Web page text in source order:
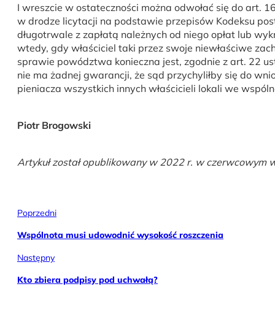
I wreszcie w ostateczności można odwołać się do art.
w drodze licytacji na podstawie przepisów Kodeksu
długotrwale z zapłatą należnych od niego opłat lub
wtedy, gdy właściciel taki przez swoje niewłaściwe
sprawie powództwa konieczna jest, zgodnie z art. 22
nie ma żadnej gwarancji, że sąd przychyliłby się do
pieniacza wszystkich innych właścicieli lokali we
Piotr Brogowski
Artykuł został opublikowany w 2022 r. w czerwcowym
Poprzedni
Wspólnota musi udowodnić wysokość roszczenia
Następny
Kto zbiera podpisy pod uchwałą?